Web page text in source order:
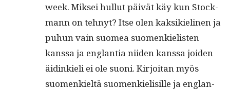
week. Mik­sei hul­lut päivät käy kun Stock­
mann on tehnyt? Itse olen kak­sikieli­nen ja
puhun vain suomea suomenkielis­ten
kanssa ja englan­tia niiden kanssa joiden
äidinkieli ei ole suoni. Kir­joi­tan myös
suomenkieltä suomenkielisille ja englan­